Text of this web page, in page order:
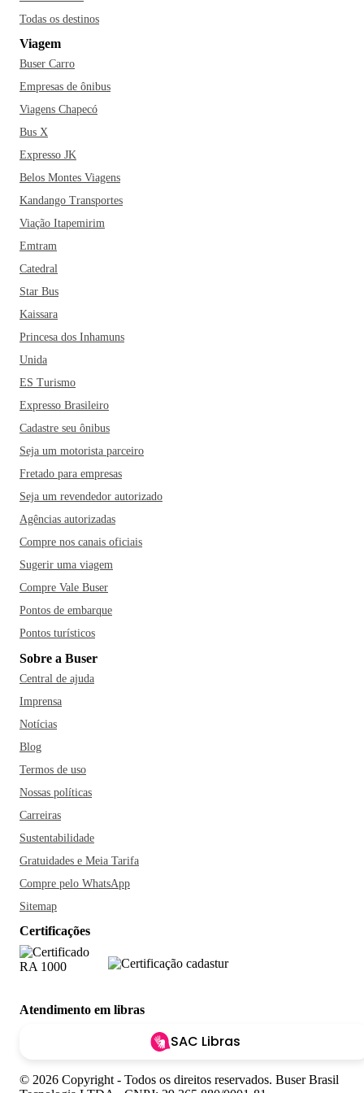
Todas os destinos
Viagem
Buser Carro
Empresas de ônibus
Viagens Chapecó
Bus X
Expresso JK
Belos Montes Viagens
Kandango Transportes
Viação Itapemirim
Emtram
Catedral
Star Bus
Kaissara
Princesa dos Inhamuns
Unida
ES Turismo
Expresso Brasileiro
Cadastre seu ônibus
Seja um motorista parceiro
Fretado para empresas
Seja um revendedor autorizado
Agências autorizadas
Compre nos canais oficiais
Sugerir uma viagem
Compre Vale Buser
Pontos de embarque
Pontos turísticos
Sobre a Buser
Central de ajuda
Imprensa
Notícias
Blog
Termos de uso
Nossas políticas
Carreiras
Sustentabilidade
Gratuidades e Meia Tarifa
Compre pelo WhatsApp
Sitemap
Certificações
Atendimento em libras
SAC Libras
© 2026 Copyright - Todos os direitos reservados. Buser Brasil